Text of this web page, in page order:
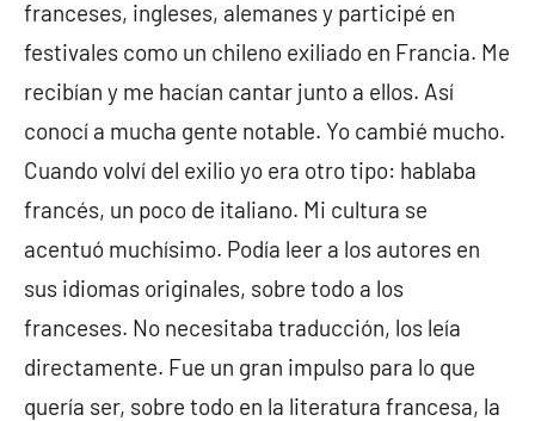
franceses, ingleses, alemanes y participé en
festivales como un chileno exiliado en Francia. Me
recibían y me hacían cantar junto a ellos. Así
conocí a mucha gente notable. Yo cambié mucho.
Cuando volví del exilio yo era otro tipo: hablaba
francés, un poco de italiano. Mi cultura se
acentuó muchísimo. Podía leer a los autores en
sus idiomas originales, sobre todo a los
franceses. No necesitaba traducción, los leía
directamente. Fue un gran impulso para lo que
quería ser, sobre todo en la literatura francesa, la